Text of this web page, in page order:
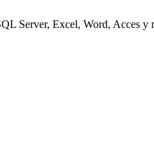
Server, Excel, Word, Acces y